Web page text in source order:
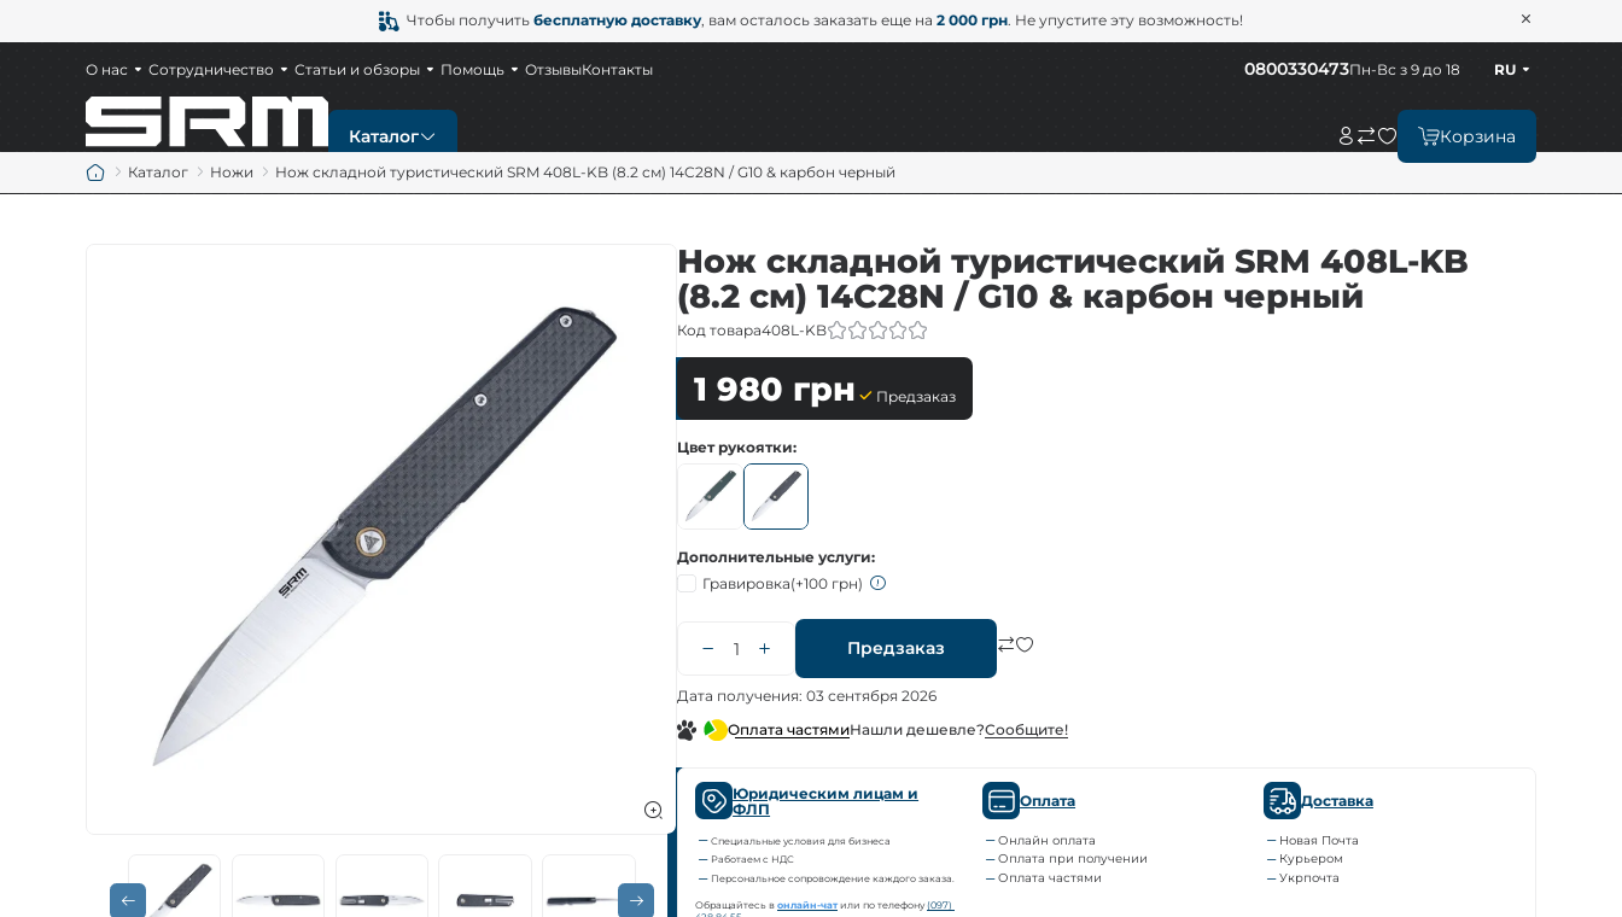
Чтобы получить бесплатную доставку, вам осталось заказать еще на 2 000 грн. Не упустите эту возможность!
Каталог
Тактические ножи
Охотничьи ножи
Ножи EDC
Корзина
Пн-Вс з 9 до 18
0800330473 RU
О нас Сотрудничество Статьи и обзоры Помощь ОтзывыКонтакты
Каталог Ножи Нож складной туристический SRM 408L-KB (8.2 см) 14C28N / G10 & карбон черный
Нож складной туристический SRM 408L-KB
(8.2 см) 14C28N / G10 & карбон черный
Код товара408L-KB
1 980 грн Предзаказ
Цвет рукоятки
Дополнительные услуги
Гравировка(+100 грн)
Предзаказ
Дата получения: 03 сентября 2026
Оплата частямиНашли дешевле?Сообщите!
Юридическим лицам и
ФЛП
Специальные условия для бизнеса
Работаем с НДС
Персональное сопровождение каждого заказа.
Обращайтесь вонлайн-чатили по телефону(097)
Оплата
Онлайн оплата
Оплата при получении
Оплата частями
Доставка
Новая Почта
Курьером
Укрпочта